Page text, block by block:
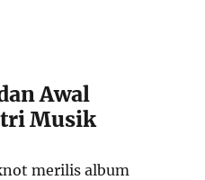
Awal
Musik
merilis album